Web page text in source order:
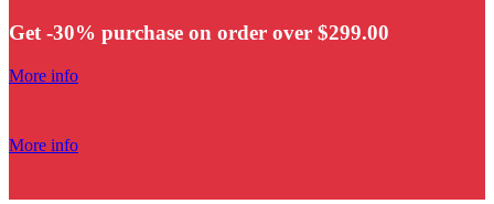
Get -30% purchase on order over $299.00
More info
More info